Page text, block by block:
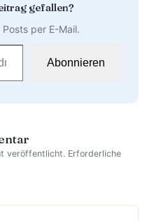
gefallen?
per E-Mail.
Abonnieren
veröffentlicht. Erforderliche